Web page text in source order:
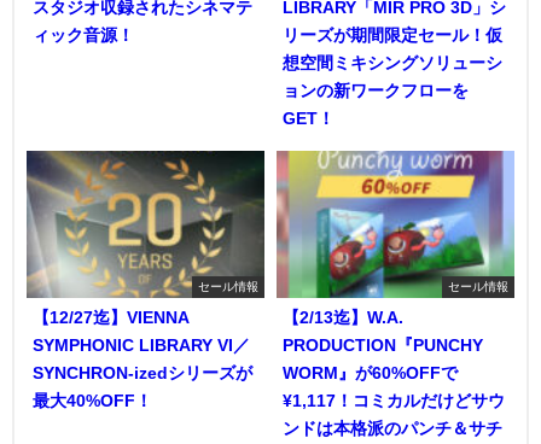
スタジオ収録されたシネマテ
ィック音源！
LIBRARY「MIR PRO 3D」シ
リーズが期間限定セール！仮
想空間ミキシングソリューシ
ョンの新ワークフローを
GET！
セール情報
【12/27迄】VIENNA
SYMPHONIC LIBRARY VI／
SYNCHRON-izedシリーズが
最大40%OFF！
セール情報
【2/13迄】W.A.
PRODUCTION『PUNCHY
WORM』が60%OFFで
¥1,117！コミカルだけどサウ
ンドは本格派のパンチ＆サチ